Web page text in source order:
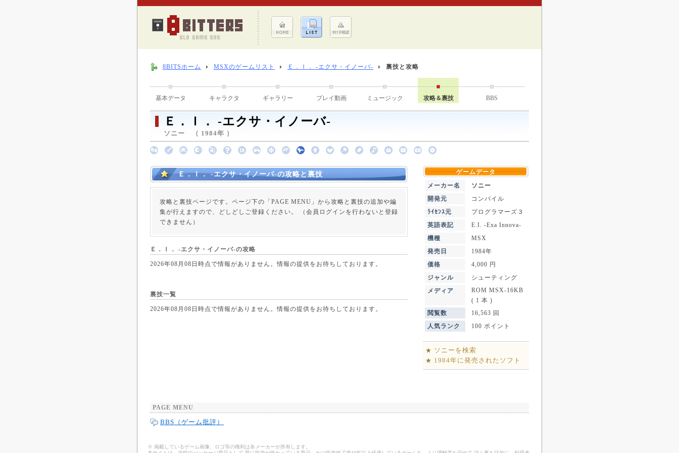
8BITSホーム MSXのゲームリスト Ｅ．Ｉ． -エクサ・イノーバ- 裏技と攻略
基本データ キャラクタ ギャラリー プレイ動画 ミュージック 攻略＆裏技 BBS
Ｅ．Ｉ． -エクサ・イノーバ-
ソニー （ 1984年 ）
Ｅ．Ｉ． -エクサ・イノーバ-の攻略と裏技
攻略と裏技ページです。ページ下の「PAGE MENU」から攻略と裏技の追加や編
集が行えますので、どしどしご登録ください。 （会員ログインを行わないと登録
できません）
Ｅ．Ｉ． -エクサ・イノーバ-の攻略
2026年08月08日時点で情報がありません。情報の提供をお待ちしております。
裏技一覧
2026年08月08日時点で情報がありません。情報の提供をお待ちしております。
ゲームデータ
メーカー名
ソニー
開発元
コンパイル
ﾗｲｾﾝｽ元
プログラマーズ３
英語表記
E.I. -Exa Innova-
機種
MSX
発売日
1984年
価格
4,000 円
ジャンル
シューティング
メディア
ROM MSX-16KB
( 1 本 )
閲覧数
16,563 回
人気ランク
100 ポイント
★ ソニーを検索
★ 1984年に発売されたソフト
PAGE MENU
BBS（ゲーム批評）
※ 掲載しているゲーム画像、ロゴ等の権利は各メーカーが所有します。